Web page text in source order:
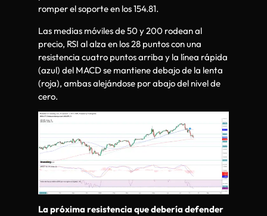
romper el soporte en los 154.81.
Las medias móviles de 50 y 200 rodean al
precio, RSI al alza en los 28 puntos con una
resistencia cuatro puntos arriba y la línea rápida
(azul) del MACD se mantiene debajo de la lenta
(roja), ambas alejándose por abajo del nivel de
cero.
La próxima resistencia que debería defender